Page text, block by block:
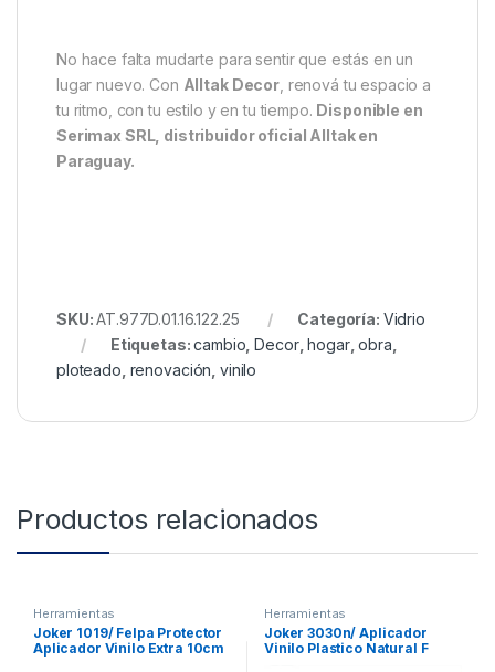
No hace falta mudarte para sentir que estás en un
lugar nuevo. Con Alltak Decor, renová tu espacio a
tu ritmo, con tu estilo y en tu tiempo. Disponible en
Serimax SRL, distribuidor oficial Alltak en
Paraguay.
SKU:AT.977D.01.16.122.25 Categoría: Vidrio
Etiquetas:cambio ,Decor,hogar,obra
ploteado renovación vinilo
Productos relacionados
Herramientas
Joker 1019/ Felpa Protector
Aplicador Vinilo Extra 10cm
Herramientas
Joker 3030n/ Aplicador
Vinilo Plastico Natural F